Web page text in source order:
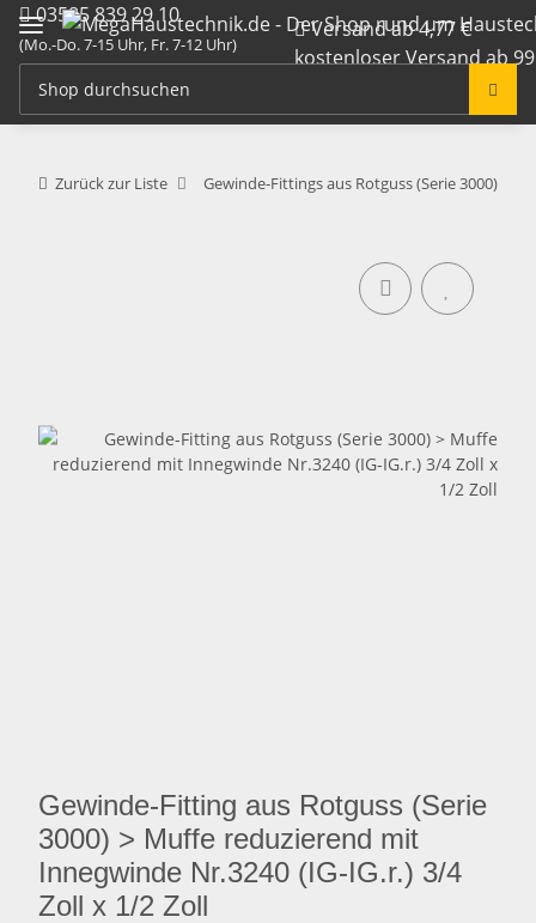
03585 839 29 10
(Mo.-Do. 7-15 Uhr, Fr. 7-12 Uhr)
info@megahaustechnik.de
Versand ab 4,77 €
kostenloser Versand ab
Zurück zur Liste Gewinde-Fittings aus Rotguss (Serie 3000)
Gewinde-Fitting aus Rotguss (Serie
3000) > Muffe reduzierend mit
Innegwinde Nr.3240 (IG-IG.r.) 3/4
Zoll x 1/2 Zoll